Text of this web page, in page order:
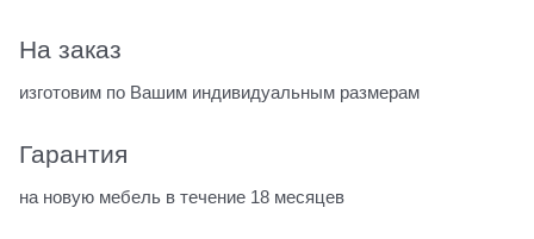
На заказ
изготовим по Вашим индивидуальным размерам
Гарантия
на новую мебель в течение 18 месяцев